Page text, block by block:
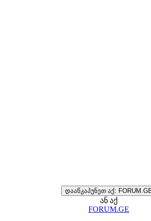
დააწკაპუნეთ აქ:
ან აქ
FORUM.GE